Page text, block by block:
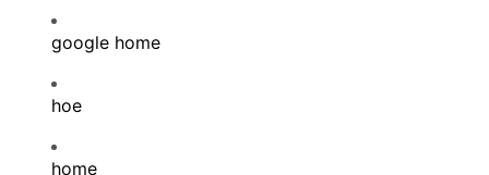
google home
hoe
home